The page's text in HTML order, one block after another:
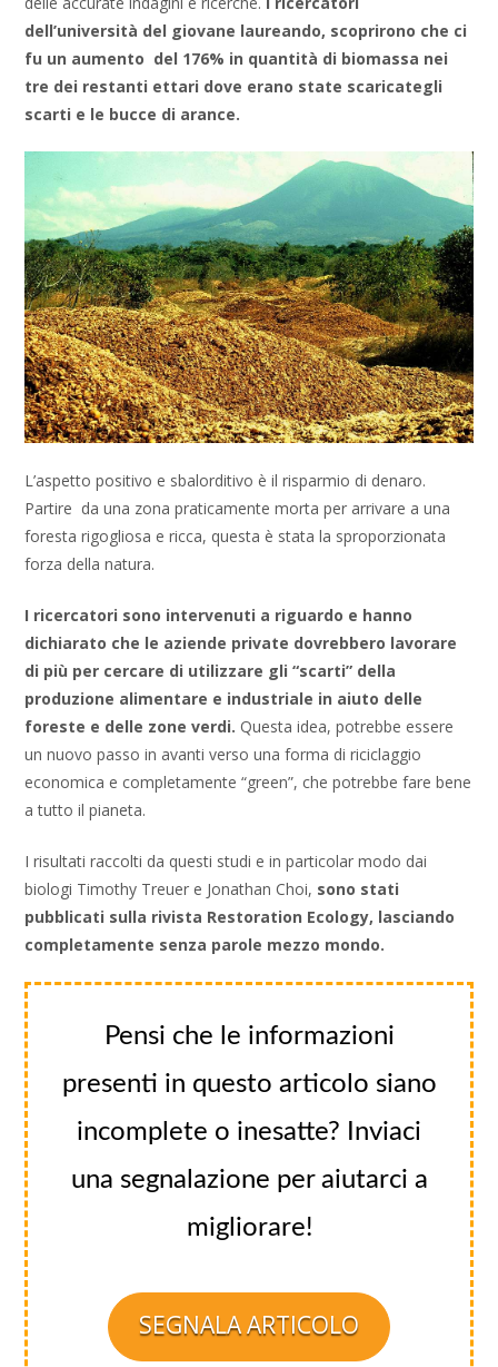
dell’università del giovane laureando, scoprirono che ci
fu un aumento del 176% in quantità di biomassa nei
tre dei restanti ettari dove erano state scaricategli
scarti e le bucce di arance.
L’aspetto positivo e sbalorditivo è il risparmio di denaro.
Partire da una zona praticamente morta per arrivare a una
foresta rigogliosa e ricca, questa è stata la sproporzionata
forza della natura.
I ricercatori sono intervenuti a riguardo e hanno
dichiarato che le aziende private dovrebbero lavorare
di più per cercare di utilizzare gli “scarti” della
produzione alimentare e industriale in aiuto delle
foreste e delle zone verdi. Questa idea, potrebbe essere
un nuovo passo in avanti verso una forma di riciclaggio
economica e completamente “green”, che potrebbe fare bene
a tutto il pianeta.
I risultati raccolti da questi studi e in particolar modo dai
biologi Timothy Treuer e Jonathan Choi, sono stati
pubblicati sulla rivista Restoration Ecology, lasciando
completamente senza parole mezzo mondo.
Pensi che le informazioni
presenti in questo articolo siano
incomplete o inesatte? Inviaci
una segnalazione per aiutarci a
migliorare!
SEGNALA ARTICOLO